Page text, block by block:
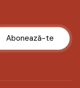
Abonează-te